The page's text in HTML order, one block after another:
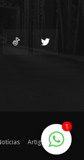
Artigos
1